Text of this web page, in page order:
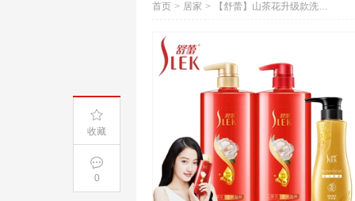
首页 > 居家 > 【舒蕾】山茶花升级款洗发水500ml*2
收藏
0